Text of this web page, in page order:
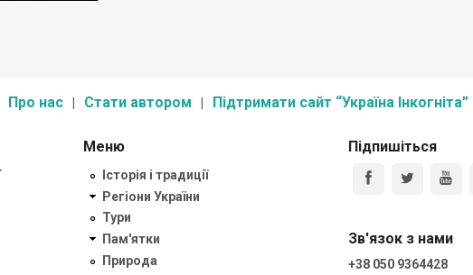
Про нас Стати автором Підтримати сайт “Україна Інкогніта”
Меню
Історія і традиції
Регіони України
Тури
Пам'ятки
Природа
Підпишіться
Зв'язок з нами
+38 050 9364428